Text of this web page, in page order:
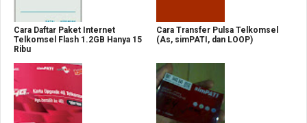
Cara Daftar Paket Internet
Telkomsel Flash 1.2GB Hanya 15
Ribu
Cara Transfer Pulsa Telkomsel
(As, simPATI, dan LOOP)